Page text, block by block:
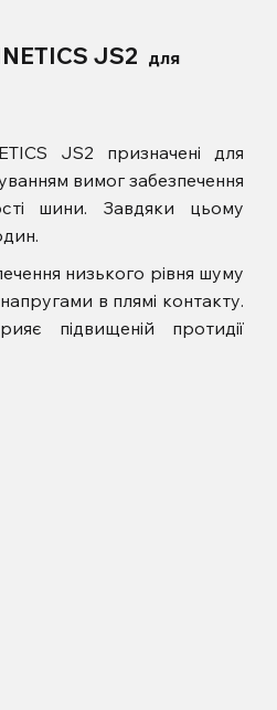
JS2 для
JS2 призначені для
вимог забезпечення
шини. Завдяки цьому
низького рівня шуму
в плямі контакту.
підвищеній протидії